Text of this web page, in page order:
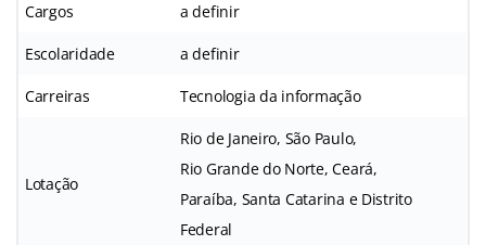
Cargos a definir
Escolaridade a definir
Carreiras Tecnologia da informação
Lotação
Rio de Janeiro, São Paulo,
Rio Grande do Norte, Ceará,
Paraíba, Santa Catarina e Distrito
Federal